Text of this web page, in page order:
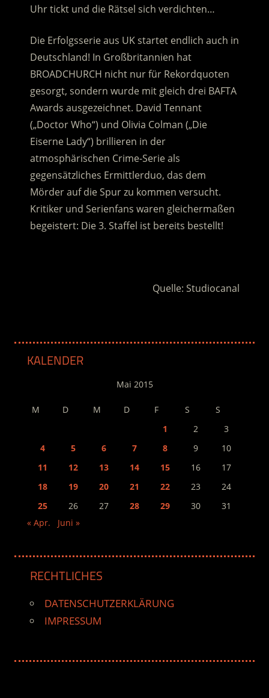
Uhr tickt und die Rätsel sich verdichten…
Die Erfolgsserie aus UK startet endlich auch in
Deutschland! In Großbritannien hat
BROADCHURCH nicht nur für Rekordquoten
gesorgt, sondern wurde mit gleich drei BAFTA
Awards ausgezeichnet. David Tennant
(„Doctor Who“) und Olivia Colman („Die
Eiserne Lady“) brillieren in der
atmosphärischen Crime-Serie als
gegensätzliches Ermittlerduo, das dem
Mörder auf die Spur zu kommen versucht.
Kritiker und Serienfans waren gleichermaßen
begeistert: Die 3. Staffel ist bereits bestellt!
Quelle: Studiocanal
KALENDER
Mai 2015
M D M D F S
S
1
2
3
4
5 6 7 8 9
10
11
12 13 14 15 16
17
18
19 20 21 22 23
24
25
26 27 28 29 30
31
« Apr.
Juni »
RECHTLICHES
DATENSCHUTZERKLÄRUNG
IMPRESSUM